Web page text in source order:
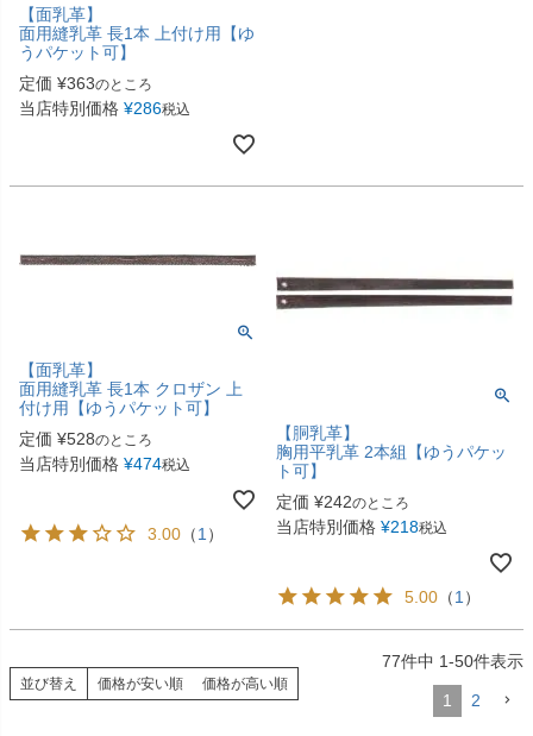
【面乳革】
面用縫乳革 長1本 上付け用【ゆ
うパケット可】
定価 ¥363のところ
当店特別価格 ¥286税込
【面乳革】
面用縫乳革 長1本 クロザン 上
付け用【ゆうパケット可】
定価 ¥528のところ
当店特別価格 ¥474税込
3.00 （1）
【胴乳革】
胸用平乳革 2本組【ゆうパケッ
ト可】
定価 ¥242のところ
当店特別価格 ¥218税込
5.00 （1）
並び替え 価格が安い順 価格が高い順
77件中 1-50件表示
1 2